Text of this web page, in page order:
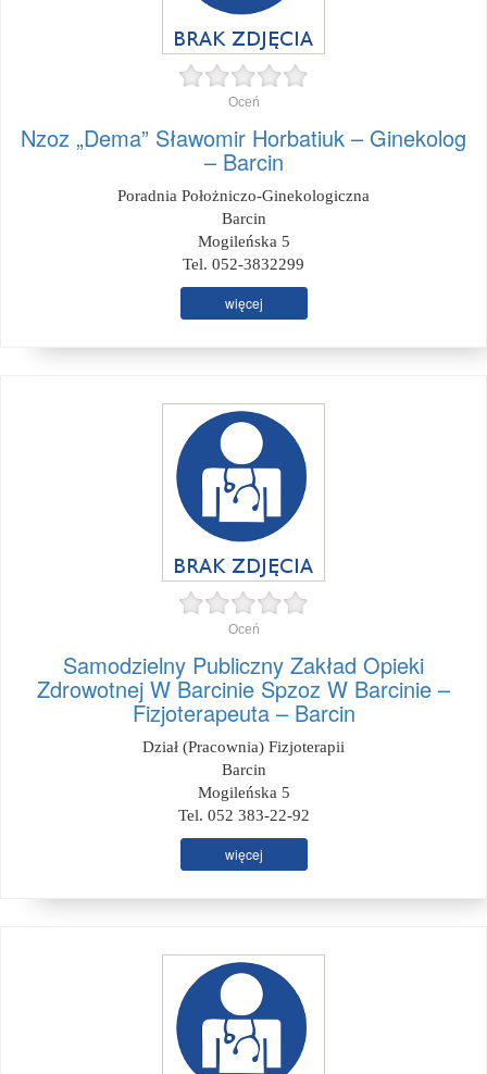
Oceń
Nzoz „Dema” Sławomir Horbatiuk – Ginekolog
– Barcin
Poradnia Położniczo-Ginekologiczna
Barcin
Mogileńska 5
Tel. 052-3832299
więcej
Oceń
Samodzielny Publiczny Zakład Opieki
Zdrowotnej W Barcinie Spzoz W Barcinie –
Fizjoterapeuta – Barcin
Dział (Pracownia) Fizjoterapii
Barcin
Mogileńska 5
Tel. 052 383-22-92
więcej